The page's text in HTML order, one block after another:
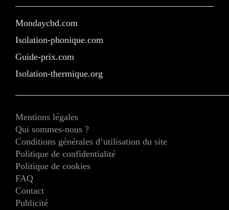
Mondaycbd.com
Isolation-phonique.com
Guide-prix.com
Isolation-thermique.org
Mentions légales
Qui sommes-nous ?
Conditions générales d’utilisation du site
Politique de confidentialité
Politique de cookies
FAQ
Contact
Publicité